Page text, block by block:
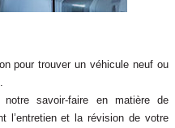
pour trouver un véhicule neuf ou
savoir-faire en matière de
l’entretien et la révision de votre